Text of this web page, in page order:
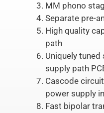
MM phono
Separate pre-
High quality
path
Uniquely
supply path
Cascode
power supply
Fast bipolar